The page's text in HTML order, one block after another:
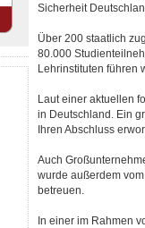
Sicherheit
Über 200 staatlich
80.000
Lehrinstituten führen
Laut einer aktuellen
in Deutschland. Ein
Ihren Abschluss
Auch
wurde außerdem
betreuen.
In einer im Rahmen